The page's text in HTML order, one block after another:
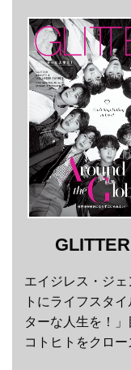
エイジレス・ジ
トにライフスタ
ターな人生を！
コトヒトをクロー